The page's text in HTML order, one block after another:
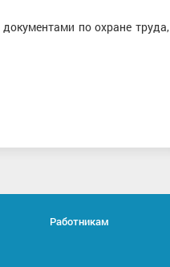
по охране труда,
Работникам